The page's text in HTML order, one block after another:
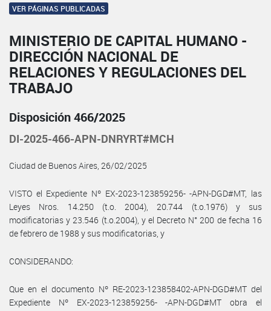
VER PÁGINAS PUBLICADAS
MINISTERIO DE CAPITAL HUMANO -
DIRECCIÓN NACIONAL DE
RELACIONES Y REGULACIONES DEL
TRABAJO
Disposición 466/2025
DI-2025-466-APN-DNRYRT#MCH
Ciudad de Buenos Aires, 26/02/2025
VISTO el Expediente Nº EX-2023-123859256- -APN-DGD#MT, las
Leyes Nros. 14.250 (t.o. 2004), 20.744 (t.o.1976) y sus
modificatorias y 23.546 (t.o.2004), y el Decreto N° 200 de fecha 16
de febrero de 1988 y sus modificatorias, y
CONSIDERANDO:
Que en el documento Nº RE-2023-123858402-APN-DGD#MT del
Expediente Nº EX-2023-123859256- -APN-DGD#MT obra el